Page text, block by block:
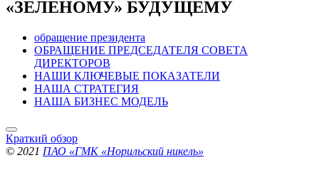
«ЗЕЛЕНОМУ» БУДУЩЕМУ
обращение президента
ОБРАЩЕНИЕ ПРЕДСЕДАТЕЛЯ СОВЕТА
ДИРЕКТОРОВ
НАШИ КЛЮЧЕВЫЕ ПОКАЗАТЕЛИ
НАША СТРАТЕГИЯ
НАША БИЗНЕС МОДЕЛЬ
Краткий обзор
© 2021 ПАО «ГМК «Норильский никель»